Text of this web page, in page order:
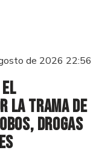
de 2026 22:56
el
la trama de
drogas